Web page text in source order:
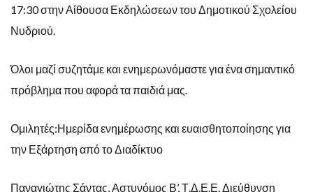
17:30 στην Αίθουσα Εκδηλώσεων του Δημοτικού Σχολείου
Νυδριού.
Όλοι μαζί συζητάμε και ενημερωνόμαστε για ένα σημαντικό
πρόβλημα που αφορά τα παιδιά μας.
Ομιλητές:Ημερίδα ενημέρωσης και ευαισθητοποίησης για
την Εξάρτηση από το Διαδίκτυο
Παναγιώτης Σάντας, Αστυνόμος Β’, Τ.Δ.Ε.Ε. Διεύθυνση